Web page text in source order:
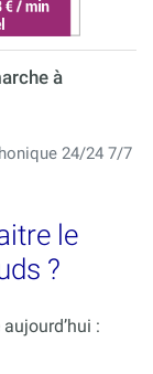
à
24/24 7/7
le
?
: